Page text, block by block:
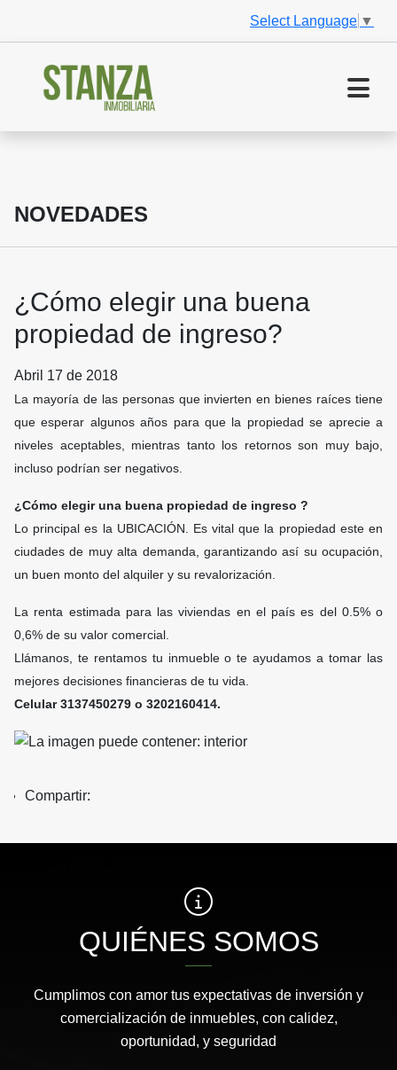
Select Language ▼
NOVEDADES
¿Cómo elegir una buena
propiedad de ingreso?
Abril 17 de 2018
La mayoría de las personas que invierten en bienes raíces tiene
que esperar algunos años para que la propiedad se aprecie a
niveles aceptables, mientras tanto los retornos son muy bajo,
incluso podrían ser negativos.
¿Cómo elegir una buena propiedad de ingreso ?
Lo principal es la UBICACIÓN. Es vital que la propiedad este en
ciudades de muy alta demanda, garantizando así su ocupación,
un buen monto del alquiler y su revalorización.
La renta estimada para las viviendas en el país es del 0.5% o
0,6% de su valor comercial.
Llámanos, te rentamos tu inmueble o te ayudamos a tomar las
mejores decisiones financieras de tu vida.
Celular 3137450279 o 3202160414.
Compartir:
QUIÉNES SOMOS
Cumplimos con amor tus expectativas de inversión y
comercialización de inmuebles, con calidez,
oportunidad, y seguridad